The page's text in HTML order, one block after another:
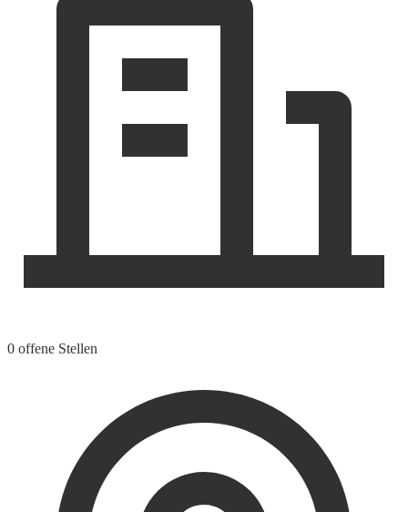
0 offene Stellen